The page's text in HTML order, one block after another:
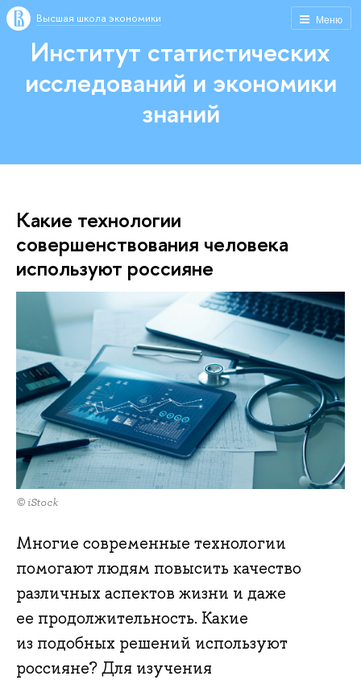
Меню
Высшая школа экономики
Институт статистических
исследований и экономики
знаний
Какие технологии
совершенствования человека
используют россияне
© iStock
Многие современные технологии
помогают людям повысить качество
различных аспектов жизни и даже
ее продолжительность. Какие
из подобных решений используют
россияне? Для изучения